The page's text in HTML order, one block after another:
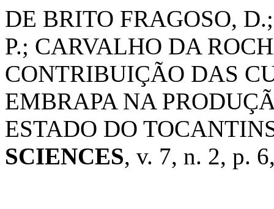
DE BRITO FRAGOSO,
P.; CARVALHO DA
CONTRIBUIÇÃO DAS
EMBRAPA NA
ESTADO DO
SCIENCES, v. 7, n. 2, p.